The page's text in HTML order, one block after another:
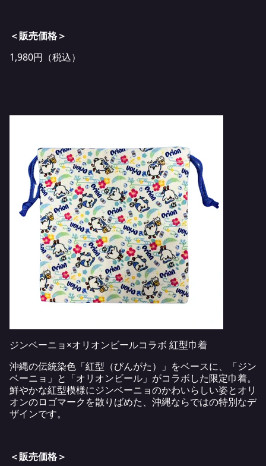
＜販売価格＞
1,980円（税込）
ジンベーニョ×オリオンビールコラボ 紅型巾着
沖縄の伝統染色「紅型（びんがた）」をベースに、「ジン
ベーニョ」と「オリオンビール」がコラボした限定巾着。
鮮やかな紅型模様にジンベーニョのかわいらしい姿とオリ
オンのロゴマークを散りばめた、沖縄ならではの特別なデ
ザインです。
＜販売価格＞